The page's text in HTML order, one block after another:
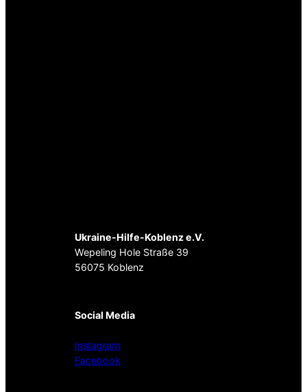
Ukraine-Hilfe-Koblenz e.V.
Wepeling Hole Straße 39
56075 Koblenz
Social Media
Instagram
Facebook